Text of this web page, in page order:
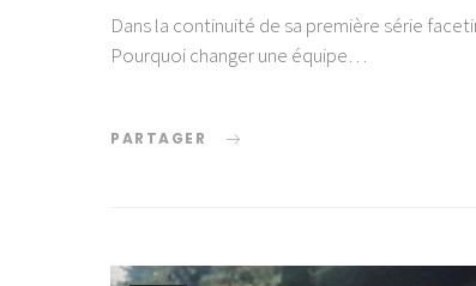
Dans la continuité de sa première série
Pourquoi changer une équipe…
PARTAGER